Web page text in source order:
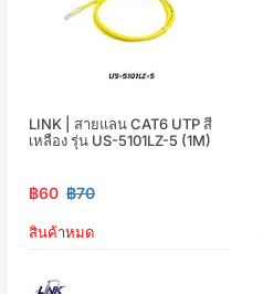
LINK | สายแลน CAT6 UTP สี
เหลือง รุ่น US-5101LZ-5 (1M)
฿60 ฿70
สินค้าหมด